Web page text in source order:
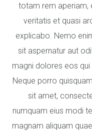
totam rem aperiam,
veritatis et quasi
explicabo. Nemo
sit aspernatur aut
magni dolores eos
Neque porro
sit amet,
numquam eius modi
magnam aliquam